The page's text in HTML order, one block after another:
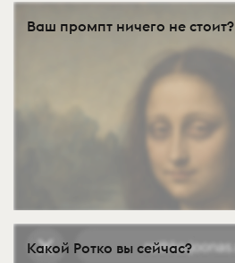
Ваш промпт ничего не стоит?
Какой Ротко вы сейчас?